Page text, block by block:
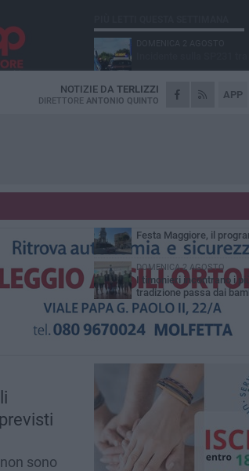
APP
NOTIZIE DA TERLIZZI
DIRETTORE ANTONIO QUINTO
sono
LUNEDÌ 3 AGOSTO
Gatto senza vita sul
Mini Carro, una
GIOVEDÌ 6 AGOSTO
Festa Maggiore, il
DOMENICA 2 AGOSTO
I timonieri incontrano i
tradizione passa dai